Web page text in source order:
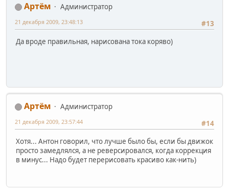
Артём
Администратор
#13
21 декабря 2009, 23:48:13
Да вроде правильная, нарисована тока коряво)
Артём
Администратор
#14
21 декабря 2009, 23:57:44
Хотя... Антон говорил, что лучше было бы, если бы движок
просто замедлялся, а не реверсировался, когда коррекция
в минус... Надо будет перерисовать красиво как-нить)